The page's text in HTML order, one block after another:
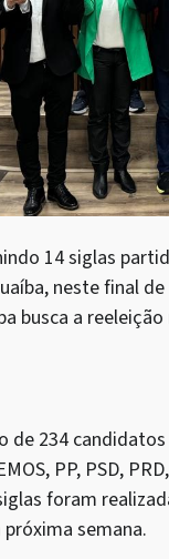
14 siglas
neste final
busca a
de 234
PP, PSD,
foram
semana.